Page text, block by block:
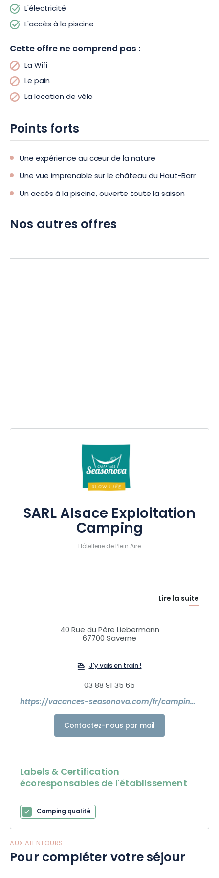
L'électricité
L'accès à la piscine
Cette offre ne comprend pas :
La Wifi
Le pain
La location de vélo
Points forts
Une expérience au cœur de la nature
Une vue imprenable sur le château du Haut-Barr
Un accès à la piscine, ouverte toute la saison
Nos autres offres
SARL Alsace Exploitation
Camping
Hôtellerie de Plein Aire
Lire la suite
40 Rue du Père Liebermann
67700 Saverne
J'y vais en train !
03 88 91 35 65
https://vacances-seasonova.com/fr/camping/les-portes-dalsace/
Contactez-nous par mail
Labels & Certification
écoresponsables de l'établissement
Camping qualité
AUX ALENTOURS
Pour compléter votre séjour